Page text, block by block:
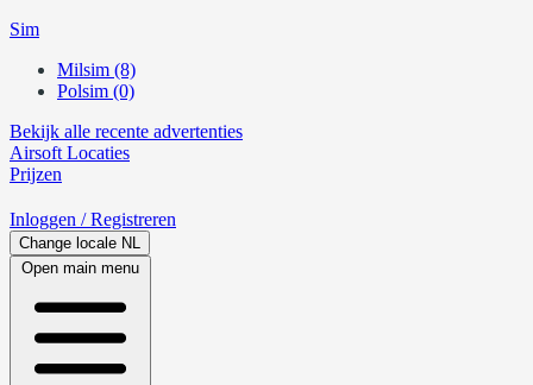
Sim
Milsim (8)
Polsim (0)
Bekijk alle recente advertenties
Airsoft Locaties
Prijzen
Inloggen / Registreren
Change locale NL
Open main menu